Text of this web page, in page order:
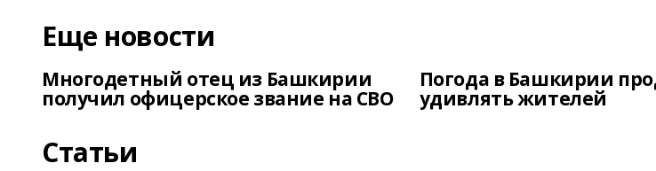
Еще новости
Многодетный отец из Башкирии
получил офицерское звание на СВО
Погода в Башкирии
удивлять жителей
Статьи